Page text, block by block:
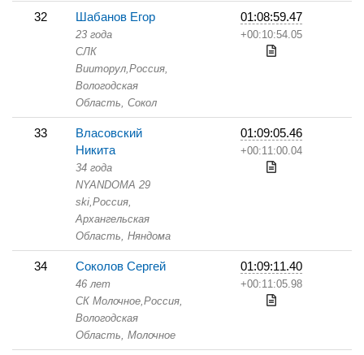
32 Шабанов Егор
23 года
СЛК
Вииторул,Россия,
Вологодская
Область, Сокол
01:08:59.47
+00:10:54.05
33
Власовский
Никита
34 года
NYANDOMA 29
ski,Россия,
Архангельская
Область, Няндома
01:09:05.46
+00:11:00.04
34 Соколов Сергей
46 лет
СК Молочное,Россия,
Вологодская
Область, Молочное
01:09:11.40
+00:11:05.98